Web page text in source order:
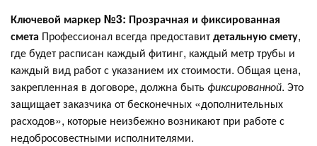
Ключевой маркер №3: Прозрачная и фиксированная
смета Профессионал всегда предоставитдетальную смету,
где будет расписан каждый фитинг, каждый метр трубы и
каждый вид работ с указанием их стоимости. Общая цена,
закрепленная в договоре, должна быть фиксированной. Это
защищает заказчика от бесконечных «дополнительных
расходов», которые неизбежно возникают при работе с
недобросовестными исполнителями.